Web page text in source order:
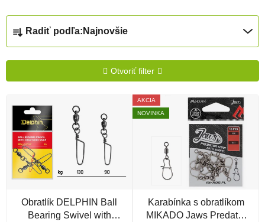
Radenie produktov
Radiť podľa: Najnovšie
Otvoriť filter
Výpis produktov
Obratlík DELPHIN Ball
Bearing Swivel with
AKCIA
NOVINKA
Karabínka s obratlíkom
MIKADO Jaws Predator